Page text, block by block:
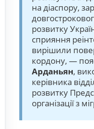
на діаспору,
розвитку
сприяння
вирішили
кордону, —
Арданьян,
керівника
розвитку
організації з